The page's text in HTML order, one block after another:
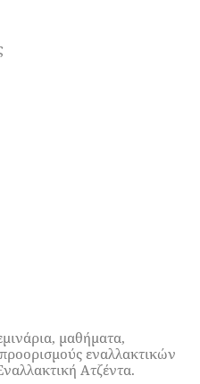
μαθήματα,
εναλλακτικών
Ατζέντα.